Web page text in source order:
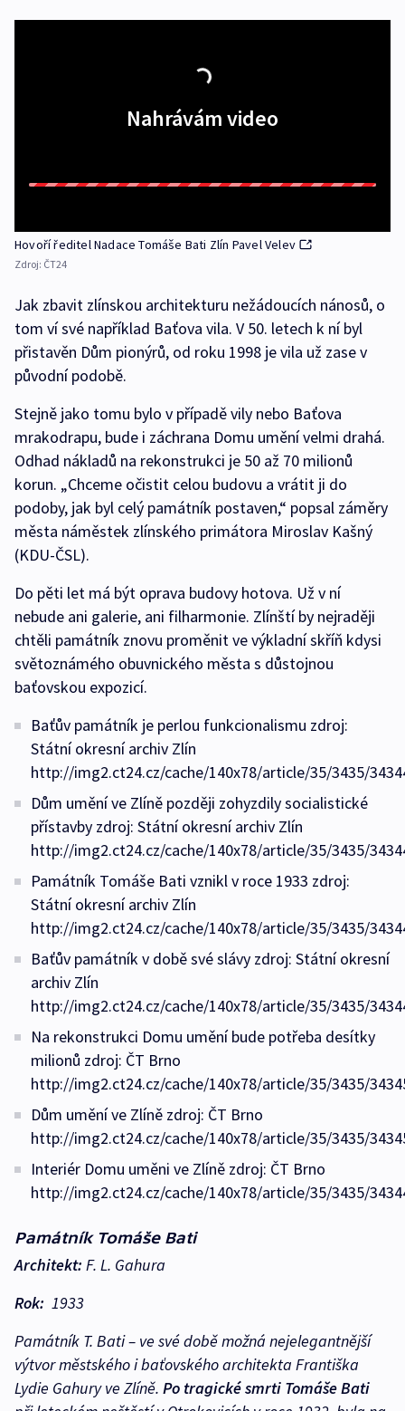
Nahrávám video
Hovoří ředitel Nadace Tomáše Bati Zlín Pavel Velev
Zdroj: ČT24
Jak zbavit zlínskou architekturu nežádoucích nánosů, o
tom ví své například Baťova vila. V 50. letech k ní byl
přistavěn Dům pionýrů, od roku 1998 je vila už zase v
původní podobě.
Stejně jako tomu bylo v případě vily nebo Baťova
mrakodrapu, bude i záchrana Domu umění velmi drahá.
Odhad nákladů na rekonstrukci je 50 až 70 milionů
korun. „Chceme očistit celou budovu a vrátit ji do
podoby, jak byl celý památník postaven,“ popsal záměry
města náměstek zlínského primátora Miroslav Kašný
(KDU-ČSL).
Do pěti let má být oprava budovy hotova. Už v ní
nebude ani galerie, ani filharmonie. Zlínští by nejraději
chtěli památník znovu proměnit ve výkladní skříň kdysi
světoznámého obuvnického města s důstojnou
baťovskou expozicí.
Baťův památník je perlou funkcionalismu zdroj:
Státní okresní archiv Zlín
http://img2.ct24.cz/cache/140x78/article/35/3435/
Dům umění ve Zlíně později zohyzdily socialistické
přístavby zdroj: Státní okresní archiv Zlín
http://img2.ct24.cz/cache/140x78/article/35/3435/
Památník Tomáše Bati vznikl v roce 1933 zdroj:
Státní okresní archiv Zlín
http://img2.ct24.cz/cache/140x78/article/35/3435/
Baťův památník v době své slávy zdroj: Státní okresní
archiv Zlín
http://img2.ct24.cz/cache/140x78/article/35/3435/
Na rekonstrukci Domu umění bude potřeba desítky
milionů zdroj: ČT Brno
http://img2.ct24.cz/cache/140x78/article/35/3435/
Dům umění ve Zlíně zdroj: ČT Brno
http://img2.ct24.cz/cache/140x78/article/35/3435/
Interiér Domu uměni ve Zlíně zdroj: ČT Brno
http://img2.ct24.cz/cache/140x78/article/35/3435/
Památník Tomáše Bati
Architekt: F. L. Gahura
Rok: 1933
Památník T. Bati – ve své době možná nejelegantnější
výtvor městského i baťovského architekta Františka
Lydie Gahury ve Zlíně. Po tragické smrti Tomáše Bati